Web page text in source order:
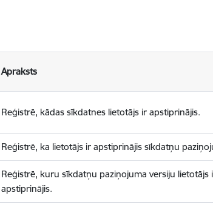
Apraksts
Reģistrē, kādas sīkdatnes lietotājs ir apstiprinājis.
Reģistrē, ka lietotājs ir apstiprinājis sīkdatņu
Reģistrē, kuru sīkdatņu paziņojuma versiju lietotājs
apstiprinājis.